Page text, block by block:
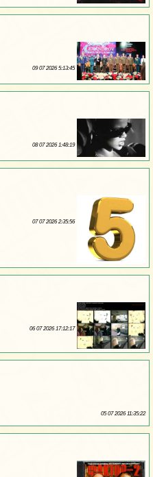
09 07 2026 5:13:45
08 07 2026 1:48:19
07 07 2026 2:35:56
06 07 2026 17:12:17
05 07 2026 11:35:22